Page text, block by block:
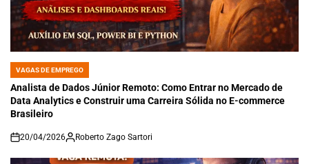
POSTED
IN
VAGAS DE EMPREGO
Analista de Dados Júnior Remoto: Como Entrar no Mercado de
Data Analytics e Construir uma Carreira Sólida no E-commerce
Brasileiro
on
20/04/2026 Roberto Zago Sartori